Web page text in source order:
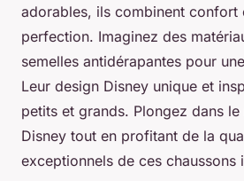
adorables, ils combinent confort
perfection. Imaginez des
semelles antidérapantes pour
Leur design Disney unique et
petits et grands. Plongez dans
Disney tout en profitant de la
exceptionnels de ces chaussons